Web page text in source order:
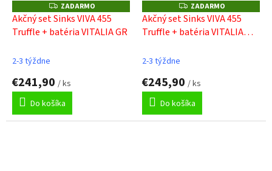
Z
A
D
A
ZADARMO
Akčný set Sinks VIVA 455
Truffle + batéria VITALIA GR
2-3 týždne
€241,90 / ks
Do košíka
Z
A
D
A
ZADARMO
Akčný set Sinks VIVA 455
Truffle + batéria VITALIA
2-3 týždne
€245,90 / ks
Do košíka